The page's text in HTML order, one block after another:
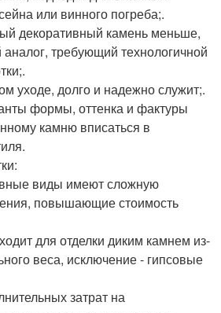
или винного погреба;.
декоративный камень меньше,
требующий технологичной
уходе, долго и надежно служит;.
формы, оттенка и фактуры
камню вписаться в
виды имеют сложную
повышающие стоимость
для отделки диким камнем из-
веса, исключение - гипсовые
затрат на